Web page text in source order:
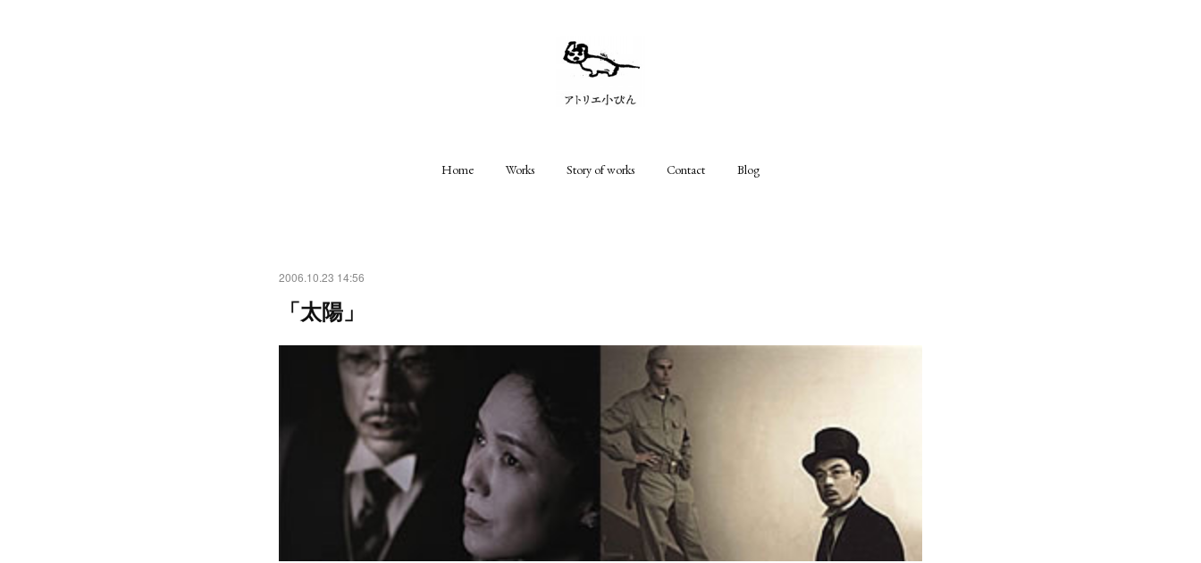
Home Works Story of works Contact Blog
2006.10.23 14:56
「太陽」